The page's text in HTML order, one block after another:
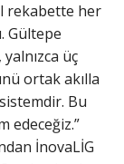
rekabette her
Gültepe
üç
ortak akılla
Bu
edeceğiz.”
İnovaLİG